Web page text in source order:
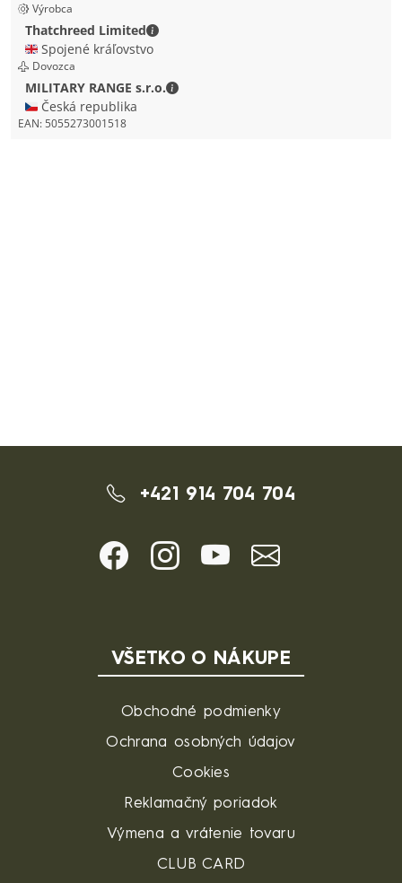
Výrobca
Thatchreed Limited
Thatchreed Limited - Kontaktné údaje
🇬🇧 Spojené kráľovstvo
Dovozca
MILITARY RANGE s.r.o.
MILITARY RANGE s.r.o. - Kontaktné
🇨🇿 Česká republika
EAN: 5055273001518
+421 914 704 704
VŠETKO O NÁKUPE
Obchodné podmienky
Ochrana osobných údajov
Cookies
Reklamačný poriadok
Výmena a vrátenie tovaru
CLUB CARD